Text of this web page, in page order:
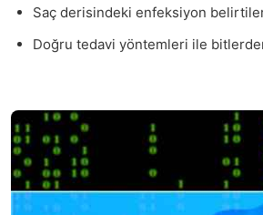
Saç derisindeki enfeksiyon
Doğru tedavi yöntemleri ile